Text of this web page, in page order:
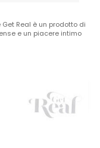
Real è un prodotto di
e un piacere intimo